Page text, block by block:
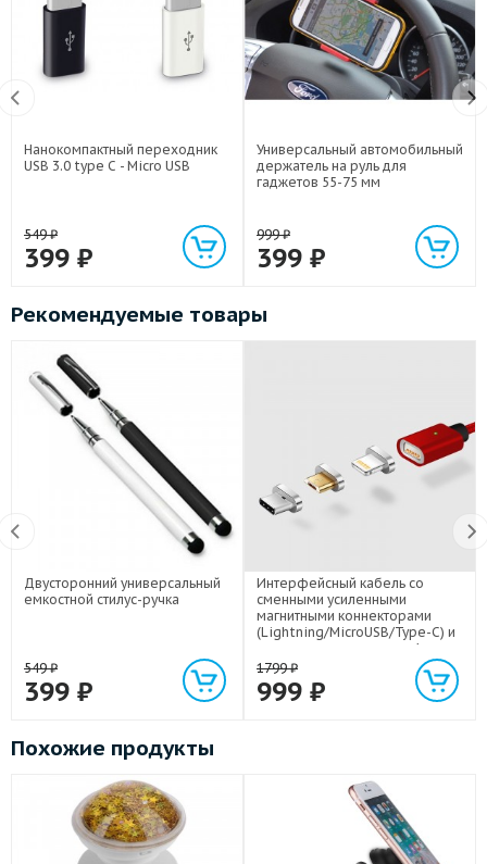
Нанокомпактный переходник
USB 3.0 type C - Micro USB
549₽
399 ₽
Универсальный автомобильный
держатель на руль для
гаджетов 55-75 мм
999₽
399 ₽
Рекомендуемые товары
Двусторонний универсальный
емкостной стилус-ручка
549₽
399 ₽
Интерфейсный кабель со
сменными усиленными
магнитными коннекторами
(Lightning/MicroUSB/Type-C) и
световым индикатором 1м
1799₽
999 ₽
Похожие продукты